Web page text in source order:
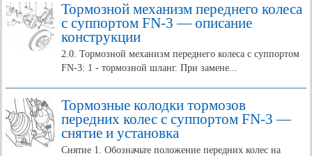
Тормозной механизм переднего колеса
с суппортом FN-3 — описание
конструкции
2.0. Тормозной механизм переднего колеса с суппортом
FN-3: 1 - тормозной шланг. При замене...
Тормозные колодки тормозов
передних колес с суппортом FN-3 —
снятие и установка
Снятие 1. Обозначьте положение передних колес на